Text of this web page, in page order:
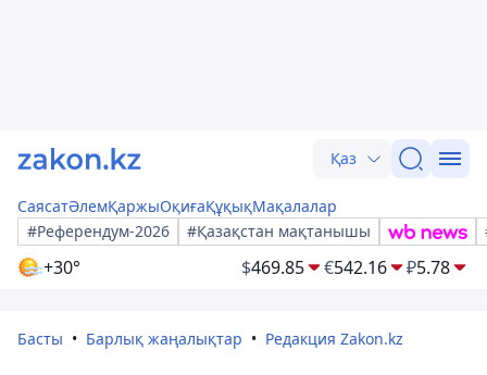
Қаз
СаясатӘлемҚаржыОқиғаҚұқықМақалалар
#Референдум-2026
#Қазақстан мақтанышы
+30° $469.85 €542.16 ₽5.78
Басты Барлық жаңалықтар Редакция Zakon.kz